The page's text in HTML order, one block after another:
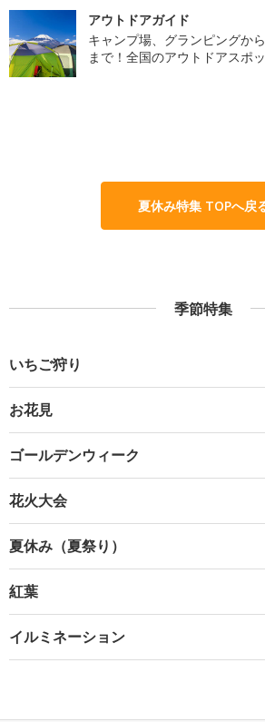
アウトドアガイド
キャンプ場、グランピングか
まで！全国のアウトドアスポ
夏休み特集 TOPへ戻
季節特集
いちご狩り
お花見
ゴールデンウィーク
花火大会
夏休み（夏祭り）
紅葉
イルミネーション